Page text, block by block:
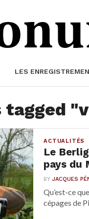
LES
tagged
ACTUALITÉS
Le
pays du
BYJACQUES
Qu’est-ce
cépages de